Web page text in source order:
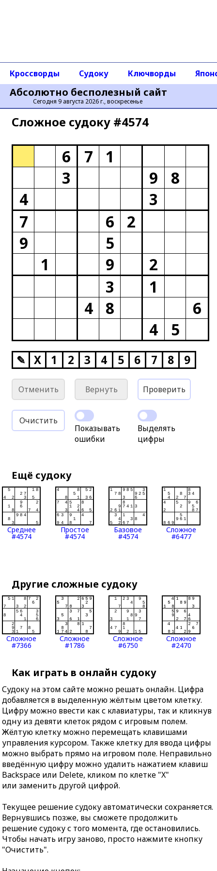
Абсолютно бесполезный сайт
Сегодня 9 августа 2026 г., воскресенье
Кроссворды Судоку Ключворды
Сложное cудоку #4574
6 7
1
3
9
8
4
3
7
6
2
9
5
1
9
2
3
1
4
8
6
4
5
✎ X 1 2 3 4 5 6 7 8 9
Отменить Вернуть Проверить
Очистить
Показывать
ошибки
Выделять
цифры
Ещё судоку
Среднее
#4574
Простое
#4574
Базовое
#4574
Сложное
#6477
Другие сложные судоку
Сложное
#7366
Сложное
#1786
Сложное
#6750
Сложное
#2470
Как играть в онлайн судоку
Судоку на этом сайте можно решать онлайн. Цифра
добавляется в выделенную жёлтым цветом клетку.
Цифру можно ввести как с клавиатуры, так и кликнув
одну из девяти клеток рядом с игровым полем.
Жёлтую клетку можно перемещать клавишами
управления курсором. Также клетку для ввода цифры
можно выбрать прямо на игровом поле. Неправильно
введённую цифру можно удалить нажатием клавиш
Backspace или Delete, кликом по клетке "X"
или заменить другой цифрой.
Текущее решение судоку автоматически сохраняется.
Вернувшись позже, вы сможете продолжить
решение судоку с того момента, где остановились.
Чтобы начать игру заново, просто нажмите кнопку
"Очистить".